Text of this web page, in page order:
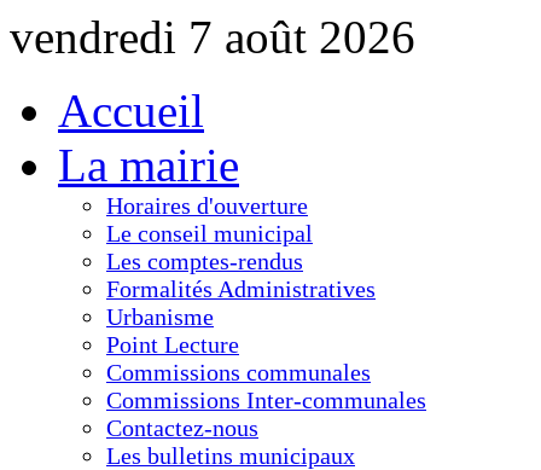
vendredi 7 août 2026
Accueil
La mairie
Horaires d'ouverture
Le conseil municipal
Les comptes-rendus
Formalités Administratives
Urbanisme
Point Lecture
Commissions communales
Commissions Inter-communales
Contactez-nous
Les bulletins municipaux